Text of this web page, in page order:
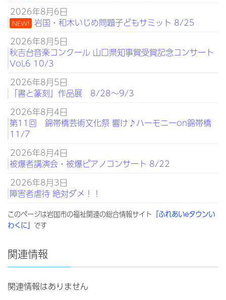
2026年8月6日
NEW! 岩国・和木いじめ問題子どもサミット 8/25
2026年8月5日
秋吉台音楽コンクール 山口県知事賞受賞記念コンサート
Vol.6 10/3
2026年8月5日
「書と篆刻」作品展 8/28～9/3
2026年8月4日
第11回 錦帯橋芸術文化祭 響け♪ハーモニーon錦帯橋
11/7
2026年8月4日
被爆者講演会・被爆ピアノコンサート 8/22
2026年8月3日
障害者虐待 絶対ダメ！！
このページは岩国市の福祉関連の総合情報サイト 「ふれあいeタウンい
わくに」 です
関連情報
関連情報はありません